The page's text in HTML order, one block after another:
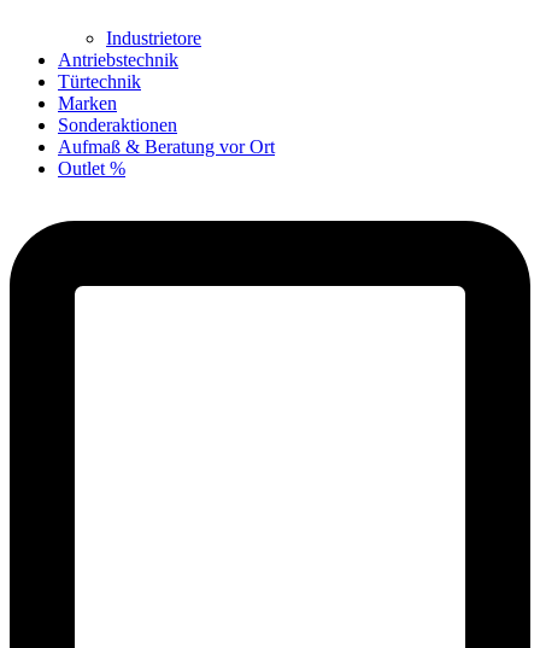
Industrietore
Antriebstechnik
Türtechnik
Marken
Sonderaktionen
Aufmaß & Beratung vor Ort
Outlet %